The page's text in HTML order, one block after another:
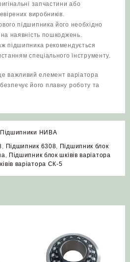
запчастини або
виробників.
підшипника його необхідно
наявність пошкоджень.
підшипника рекомендується
спеціального інструменту.
важливий елемент варіатора
його плавну роботу та
Підшипники НИВА
, Підшипник 6308, Підшипник блок
, Підшипник блок шківів варіатора
варіатора СК-5